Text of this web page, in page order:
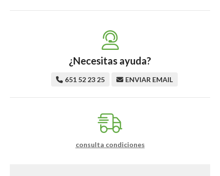
¿Necesitas ayuda?
651 52 23 25 ENVIAR EMAIL
consulta condiciones